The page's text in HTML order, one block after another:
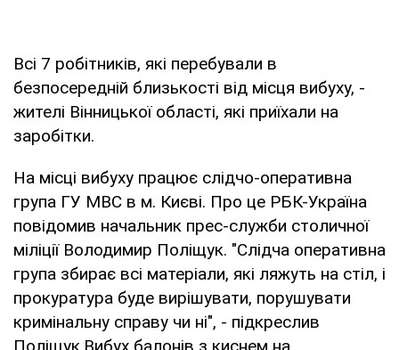
Всі 7 робітників, які перебували в
безпосередній близькості від місця вибуху, -
жителі Вінницької області, які приїхали на
заробітки.
На місці вибуху працює слідчо-оперативна
група ГУ МВС в м. Києві. Про це РБК-Україна
повідомив начальник прес-служби столичної
міліції Володимир Поліщук. "Слідча оперативна
група збирає всі матеріали, які ляжуть на стіл, і
прокуратура буде вирішувати, порушувати
кримінальну справу чи ні", - підкреслив
Поліщук.Вибух балонів з киснем на